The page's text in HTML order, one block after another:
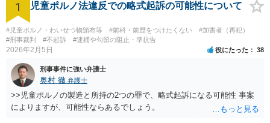
1 児童ポルノ法違反での略式起訴の可能性について
#児童ポルノ・わいせつ物頒布等 #前科・前歴をつけたくない
#加害者（再犯）
#刑事裁判
#不起訴 #逮捕や勾留の阻止・準抗告
2026年2月5日 役にたった 38
刑事事件に強い弁護士
奥村 徹 弁護士
>>児童ポルノの製造と所持の2つの罪で、略式起訴になる可能性 事案
によりますが、可能性ならあるでしょう。